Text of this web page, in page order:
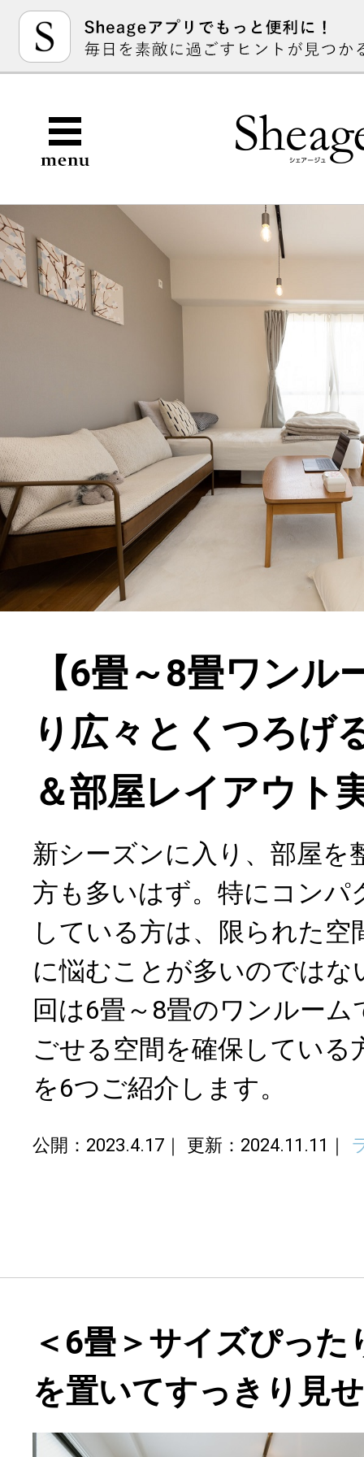
【6畳～8畳ワンル
り広々とくつろげ
＆部屋レイアウト
新シーズンに入り、部屋を
方も多いはず。特にコンパ
している方は、限られた空
に悩むことが多いのではな
回は6畳～8畳のワンルー
ごせる空間を確保している
を6つご紹介します。
公開：2023.4.17 更新：2024.11.11
＜6畳＞サイズぴった
を置いてすっきり見